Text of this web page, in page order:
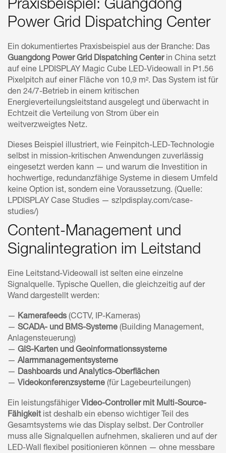
Praxisbeispiel: Guangdong
Power Grid Dispatching Center
Ein dokumentiertes Praxisbeispiel aus der Branche: Das
Guangdong Power Grid Dispatching Centerin China setzt
auf eine LPDISPLAY Magic Cube LED-Videowall in P1.56
Pixelpitch auf einer Fläche von 10,9 m². Das System ist für
den 24/7-Betrieb in einem kritischen
Energieverteilungsleitstand ausgelegt und überwacht in
Echtzeit die Verteilung von Strom über ein
weitverzweigtes Netz.
Dieses Beispiel illustriert, wie Feinpitch-LED-Technologie
selbst in mission-kritischen Anwendungen zuverlässig
eingesetzt werden kann — und warum die Investition in
hochwertige, redundanzfähige Systeme in diesem Umfeld
keine Option ist, sondern eine Voraussetzung. (Quelle:
LPDISPLAY Case Studies — szlpdisplay.com/case-
studies/)
Content-Management und
Signalintegration im Leitstand
Eine Leitstand-Videowall ist selten eine einzelne
Signalquelle. Typische Quellen, die gleichzeitig auf der
Wand dargestellt werden:
— Kamerafeeds (CCTV, IP-Kameras)
— SCADA- und BMS-Systeme (Building Management,
Anlagensteuerung)
— GIS-Karten und Geoinformationssysteme
— Alarmmanagementsysteme
— Dashboards und Analytics-Oberflächen
— Videokonferenzsysteme (für Lagebeurteilungen)
Ein leistungsfähiger Video-Controller mit Multi-Source-
Fähigkeitist deshalb ein ebenso wichtiger Teil des
Gesamtsystems wie das Display selbst. Der Controller
muss alle Signalquellen aufnehmen, skalieren und auf der
LED-Wall flexibel positionieren können — ohne messbare